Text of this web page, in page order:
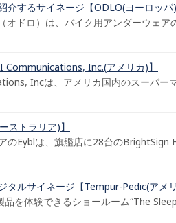
するサイネージ【ODLO(ヨーロッパ)
オドロ）は、バイク用アンダーウェア
Communications, Inc.(アメリカ)】
Incは、アメリカ国内のスーパー
ストラリア)】
のEyblは、旗艦店に28台のBrightSign
ルサイネージ【Tempur-Pedic(アメリ
を体験できるショールーム“The